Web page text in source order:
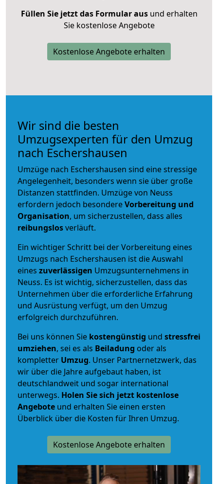
Füllen Sie jetzt das Formular ausund erhalten
Sie kostenlose Angebote
Kostenlose Angebote erhalten
Wir sind die besten
Umzugsexperten für den Umzug
nach Eschershausen
Umzüge nach Eschershausen sind eine stressige
Angelegenheit, besonders wenn sie über große
Distanzen stattfinden. Umzüge von Neuss
erfordern jedoch besondereVorbereitung und
Organisation, um sicherzustellen, dass alles
reibungslosverläuft.
Ein wichtiger Schritt bei der Vorbereitung eines
Umzugs nach Eschershausen ist die Auswahl
eines zuverlässigen Umzugsunternehmens in
Neuss. Es ist wichtig, sicherzustellen, dass das
Unternehmen über die erforderliche Erfahrung
und Ausrüstung verfügt, um den Umzug
erfolgreich durchzuführen.
Bei uns können Sie kostengünstig und stressfrei
umziehen, sei es als Beiladung oder als
kompletter Umzug. Unser Partnernetzwerk, das
wir über die Jahre aufgebaut haben, ist
deutschlandweit und sogar international
unterwegs. Holen Sie sich jetzt kostenlose
Angebote und erhalten Sie einen ersten
Überblick über die Kosten für Ihren Umzug.
Kostenlose Angebote erhalten